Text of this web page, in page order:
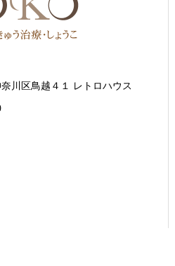
川区鳥越４１ レトロハウス